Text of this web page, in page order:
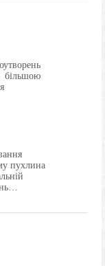
більшою
пухлина